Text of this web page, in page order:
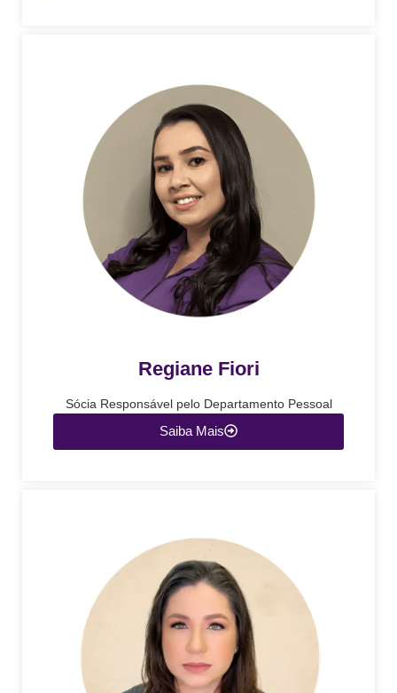
Regiane Fiori
Sócia Responsável pelo Departamento Pessoal
Saiba Mais